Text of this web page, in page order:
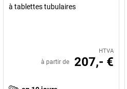
à tablettes tubulaires
HTVA
à partir de 207,- €